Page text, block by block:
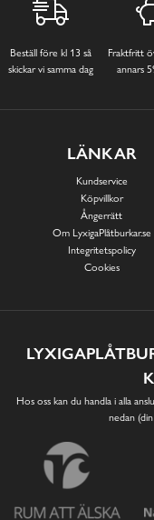
Beställ före kl 13 så
skickar vi samma dag
Fraktfritt
annars
LÄNKAR
Kundservice
Köpvillkor
Ångerrätt
Om LyxigaPlåtburkar.se
Integritetspolicy
Cookies
Hos oss kan du handla i alla
nedan